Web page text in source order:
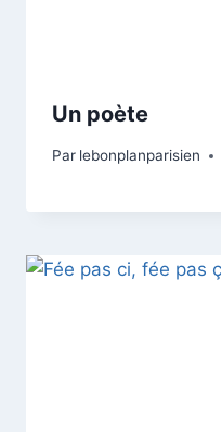
Un poète
Par lebonplanparisien